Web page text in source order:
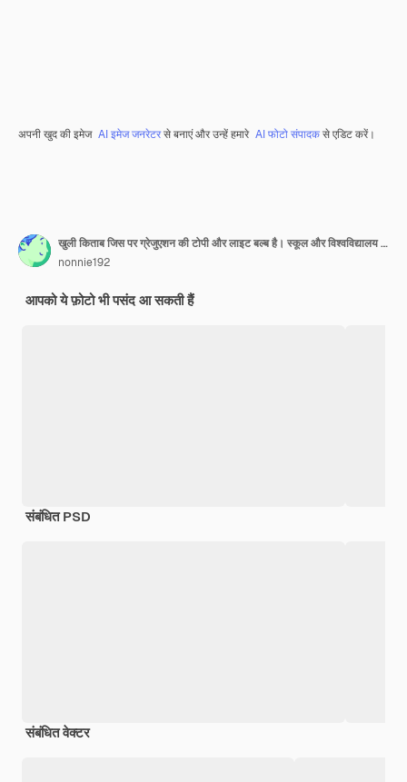
अपनी खुद की इमेज AI इमेज जनरेटरसे बनाएं और उन्हें हमारे AI फोटो संपादकसे एडिट करें।
खुली किताब जिस पर ग्रेजुएशन की टोपी और लाइट बल्ब है। स्कूल और विश्वविद्यालय में शिक्षा, अध्ययन या आइडिया कॉन्सेप्ट। 3D इलस्ट्रेशन
nonnie192
आपको ये फ़ोटो भी पसंद आ सकती हैं
संबंधित PSD
संबंधित वेक्टर